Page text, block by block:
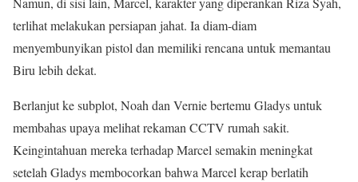
terlihat melakukan persiapan jahat. Ia diam-diam
menyembunyikan pistol dan memiliki rencana untuk memantau
Biru lebih dekat.
Berlanjut ke subplot, Noah dan Vernie bertemu Gladys untuk
membahas upaya melihat rekaman CCTV rumah sakit.
Keingintahuan mereka terhadap Marcel semakin meningkat
setelah Gladys membocorkan bahwa Marcel kerap berlatih